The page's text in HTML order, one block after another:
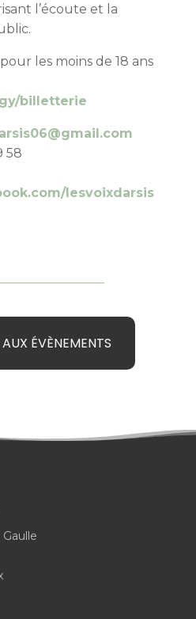
l’écoute et la
les moins de 18 ans
billetterie
58
lesvoixdarsis
ÉVÈNEMENTS